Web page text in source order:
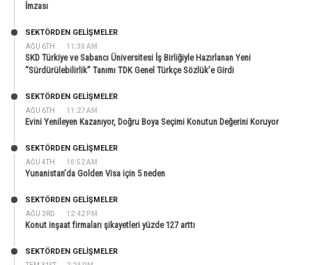
İmzası
AĞU 6TH 11:30 AM
SEKTÖRDEN GELIŞMELER
SKD Türkiye ve Sabancı Üniversitesi İş Birliğiyle Hazırlanan Yeni
“Sürdürülebilirlik” Tanımı TDK Genel Türkçe Sözlük’e Girdi
AĞU 6TH 11:27 AM
SEKTÖRDEN GELIŞMELER
Evini Yenileyen Kazanıyor, Doğru Boya Seçimi Konutun Değerini Koruyor
AĞU 4TH 10:52 AM
SEKTÖRDEN GELIŞMELER
Yunanistan’da Golden Visa için 5 neden
AĞU 3RD 12:42 PM
SEKTÖRDEN GELIŞMELER
Konut inşaat firmaları şikayetleri yüzde 127 arttı
SEKTÖRDEN GELIŞMELER